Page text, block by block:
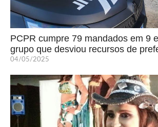
PCPR cumpre 79 mandados em 9
grupo que desviou recursos de
04/05/2025